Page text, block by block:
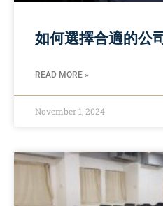
如何選擇合適的公
READ MORE »
November 1, 2024